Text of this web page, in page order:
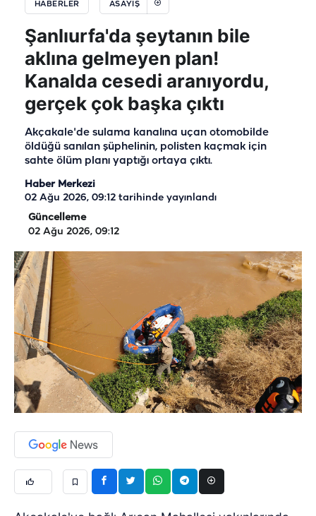
HABERLER ASAYIŞ
Şanlıurfa'da şeytanın bile
aklına gelmeyen plan!
Kanalda cesedi aranıyordu,
gerçek çok başka çıktı
Akçakale'de sulama kanalına uçan otomobilde
öldüğü sanılan şüphelinin, polisten kaçmak için
sahte ölüm planı yaptığı ortaya çıktı.
Haber Merkezi
02 Ağu 2026, 09:12 tarihinde yayınlandı
Güncelleme
02 Ağu 2026, 09:12